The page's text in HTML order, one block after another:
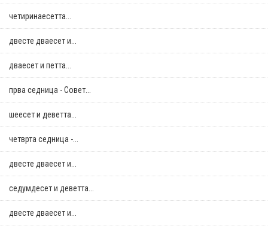
четиринаесетта...
двестe дваесет и...
дваесет и петта...
прва седница - Совет...
шеесет и деветта...
четврта седница -...
двестe дваесет и...
седумдесет и деветта...
двестe дваесет и...